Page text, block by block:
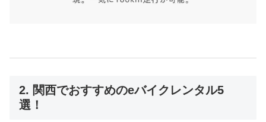
2. 関西でおすすめのeバイクレンタル5
選！